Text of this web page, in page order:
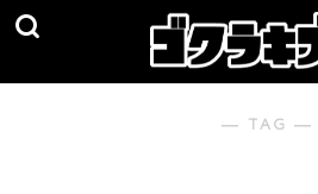
― TAG ―